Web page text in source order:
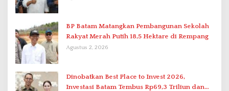
BP Batam Matangkan Pembangunan Sekolah
Rakyat Merah Putih 18,5 Hektare di Rempang
Agustus 2, 2026
Dinobatkan Best Place to Invest 2026,
Investasi Batam Tembus Rp69,3 Triliun dan